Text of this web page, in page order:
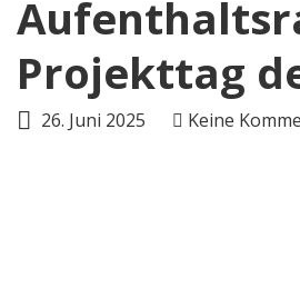
Projekttag
26. Juni 2025 Keine